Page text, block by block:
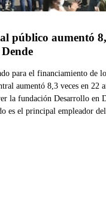
público aumentó
para el financiamiento de
aumentó 8,3 veces en 22
la fundación Desarrollo en
es el principal empleador del